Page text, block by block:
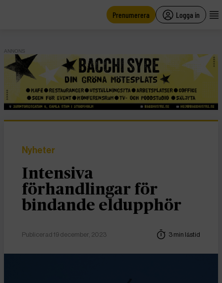
Prenumerera Logga in
ANNONS
Nyheter
Intensiva
förhandlingar för
bindande eldupphör
Publicerad 19 december, 2023 3 min lästid